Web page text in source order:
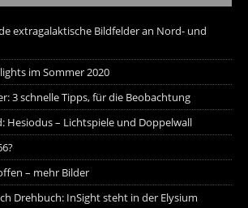
extragalaktische Bildfelder an Nord- und
im Sommer 2020
3 schnelle Tipps, für die Beobachtung
Hesiodus – Lichtspiele und Doppelwall
– mehr Bilder
Drehbuch: InSight steht in der Elysium